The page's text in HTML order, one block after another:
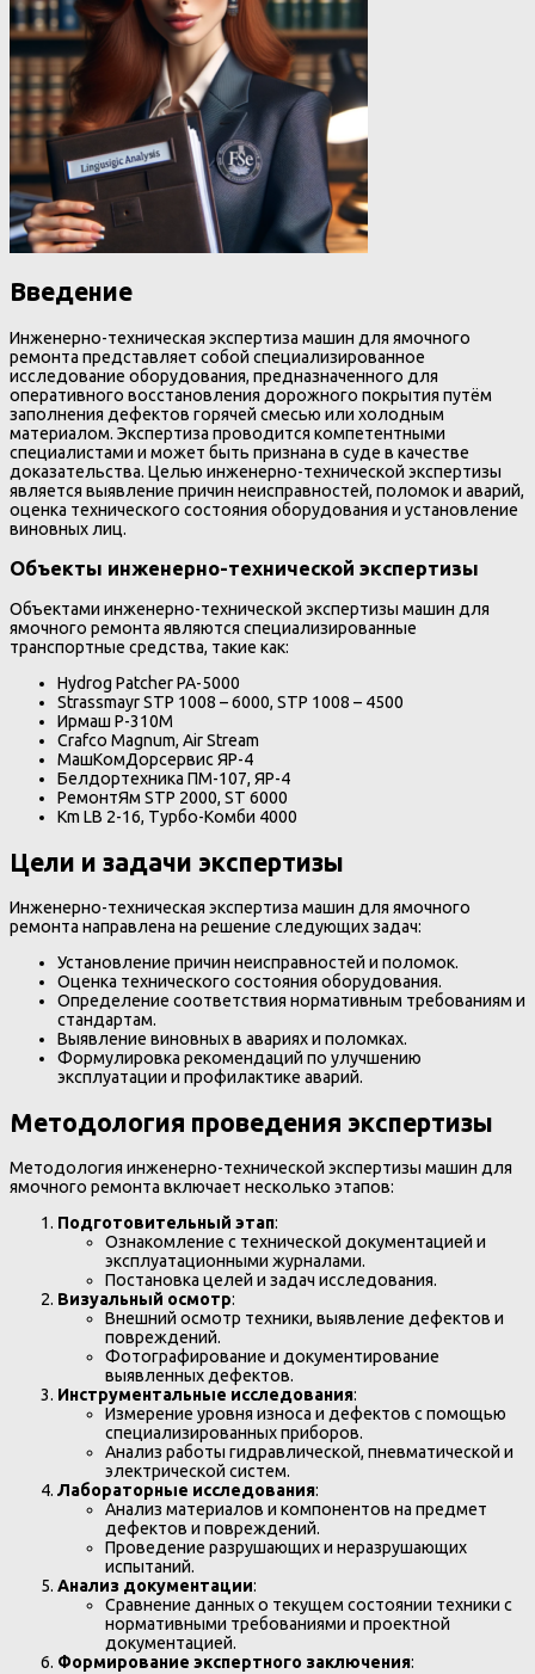
Введение
Инженерно-техническая экспертиза машин для ямочного
ремонта представляет собой специализированное
исследование оборудования, предназначенного для
оперативного восстановления дорожного покрытия путём
заполнения дефектов горячей смесью или холодным
материалом. Экспертиза проводится компетентными
специалистами и может быть признана в суде в качестве
доказательства. Целью инженерно-технической экспертизы
является выявление причин неисправностей, поломок и аварий,
оценка технического состояния оборудования и установление
виновных лиц.
Объекты инженерно-технической экспертизы
Объектами инженерно-технической экспертизы машин для
ямочного ремонта являются специализированные
транспортные средства, такие как:
Hydrog Patcher PA-5000
Strassmayr STP 1008 – 6000, STP 1008 – 4500
Ирмаш Р-310М
Crafco Magnum, Air Stream
МашКомДорсервис ЯР-4
Белдортехника ПМ-107, ЯР-4
РемонтЯм STP 2000, ST 6000
Km LB 2-16, Турбо-Комби 4000
Цели и задачи экспертизы
Инженерно-техническая экспертиза машин для ямочного
ремонта направлена на решение следующих задач:
Установление причин неисправностей и поломок.
Оценка технического состояния оборудования.
Определение соответствия нормативным требованиям и
стандартам.
Выявление виновных в авариях и поломках.
Формулировка рекомендаций по улучшению
эксплуатации и профилактике аварий.
Методология проведения экспертизы
Методология инженерно-технической экспертизы машин для
ямочного ремонта включает несколько этапов:
Подготовительный этап:
Ознакомление с технической документацией и
эксплуатационными журналами.
Постановка целей и задач исследования.
Визуальный осмотр:
Внешний осмотр техники, выявление дефектов и
повреждений.
Фотографирование и документирование
выявленных дефектов.
Инструментальные исследования:
Измерение уровня износа и дефектов с помощью
специализированных приборов.
Анализ работы гидравлической, пневматической и
электрической систем.
Лабораторные исследования:
Анализ материалов и компонентов на предмет
дефектов и повреждений.
Проведение разрушающих и неразрушающих
испытаний.
Анализ документации:
Сравнение данных о текущем состоянии техники с
нормативными требованиями и проектной
документацией.
Формирование экспертного заключения: